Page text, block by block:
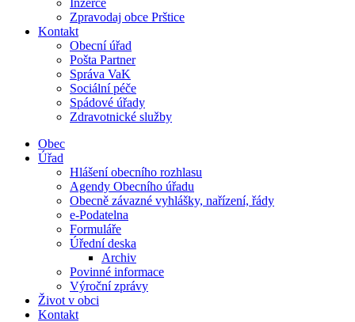
Inzerce
Zpravodaj obce Prštice
Kontakt
Obecní úřad
Pošta Partner
Správa VaK
Sociální péče
Spádové úřady
Zdravotnické služby
Obec
Úřad
Hlášení obecního rozhlasu
Agendy Obecního úřadu
Obecně závazné vyhlášky, nařízení, řády
e-Podatelna
Formuláře
Úřední deska
Archiv
Povinné informace
Výroční zprávy
Život v obci
Kontakt